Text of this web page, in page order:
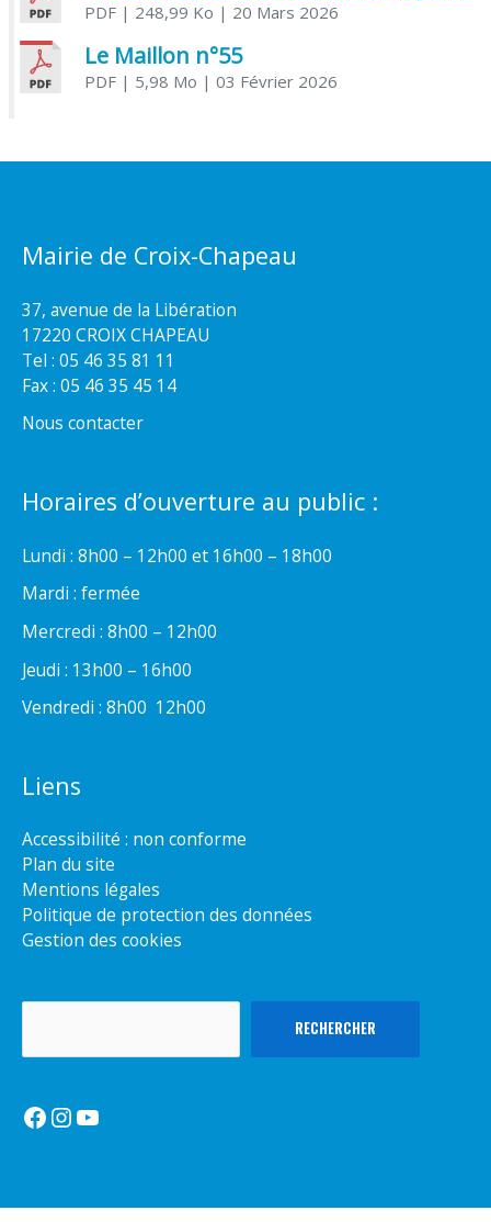
PDF| 248,99 Ko | 20 Mars 2026
Le Maillon n°55
PDF| 5,98 Mo | 03 Février 2026
Mairie de Croix-Chapeau
37, avenue de la Libération
17220 CROIX CHAPEAU
Tel : 05 46 35 81 11
Fax : 05 46 35 45 14
Nous contacter
Horaires d’ouverture au public :
Lundi : 8h00 – 12h00 et 16h00 – 18h00
Mardi : fermée
Mercredi : 8h00 – 12h00
Jeudi : 13h00 – 16h00
Vendredi : 8h00  12h00
Liens
Accessibilité : non conforme
Plan du site
Mentions légales
Politique de protection des données
Gestion des cookies
RECHERCHER
Facebook
Instagram
YouTube